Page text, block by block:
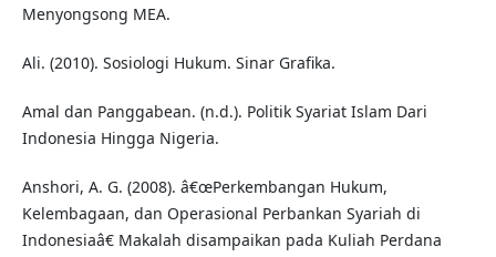
Menyongsong MEA.
Ali. (2010). Sosiologi Hukum. Sinar Grafika.
Amal dan Panggabean. (n.d.). Politik Syariat Islam Dari
Indonesia Hingga Nigeria.
Anshori, A. G. (2008). â€œPerkembangan Hukum,
Kelembagaan, dan Operasional Perbankan Syariah di
Indonesiaâ€ Makalah disampaikan pada Kuliah Perdana